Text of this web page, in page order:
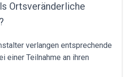
Ortsveränderliche
verlangen entsprechende
einer Teilnahme an ihren